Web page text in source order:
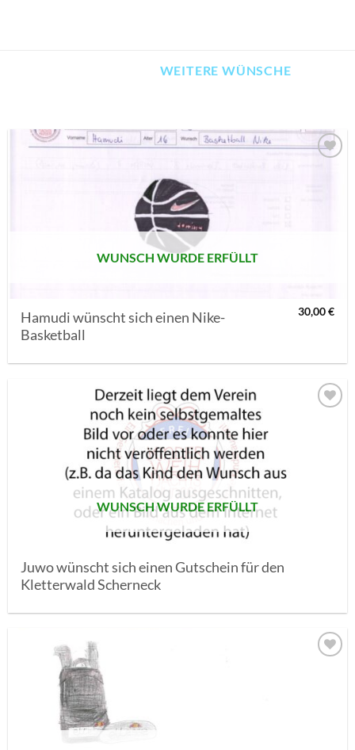
WEITERE WÜNSCHE
WUNSCH WURDE ERFÜLLT
Hamudi wünscht sich einen Nike-
Basketball
30,00€
WUNSCH WURDE ERFÜLLT
Juwo wünscht sich einen Gutschein für den
Kletterwald Scherneck